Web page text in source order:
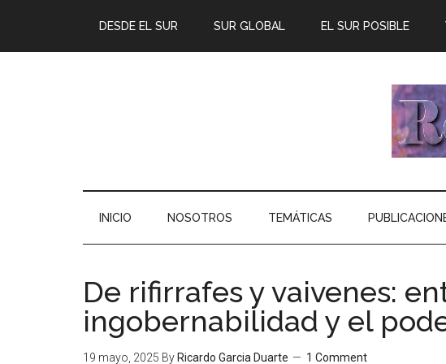
DESDE EL SUR SUR GLOBAL EL SUR POSIBLE
INICIO NOSOTROS TEMÁTICAS
De rifirrafes y vaivenes:
ingobernabilidad y el
19 mayo, 2025 By Ricardo Garcia Duarte 1 Comment